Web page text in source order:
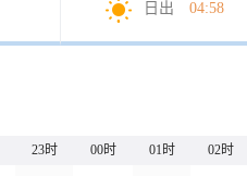
日出 04:58
23时 00时 01时 02时